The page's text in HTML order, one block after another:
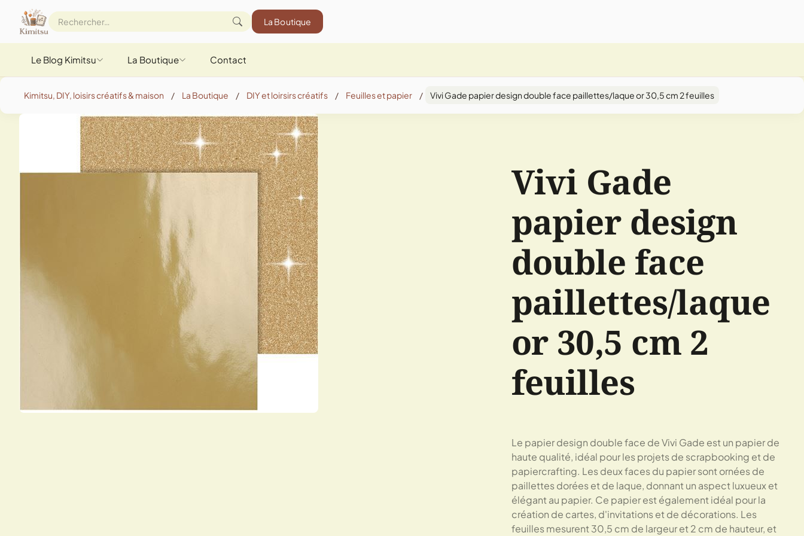
La Boutique
Le Blog Kimitsu La Boutique Contact
Kimitsu, DIY, loisirs créatifs & maison / La Boutique / DIY et loirsirs créatifs / Feuilles et papier / Vivi Gade papier design double face paillettes/laque or 30,5 cm 2 feuilles
Vivi Gade
papier design
double face
paillettes/laque
or 30,5 cm 2
feuilles
Le papier design double face de Vivi Gade est un papier de
haute qualité, idéal pour les projets de scrapbooking et de
papiercrafting. Les deux faces du papier sont ornées de
paillettes dorées et de laque, donnant un aspect luxueux et
élégant au papier. Ce papier est également idéal pour la
création de cartes, d'invitations et de décorations. Les
feuilles mesurent 30,5 cm de largeur et 2 cm de hauteur, et